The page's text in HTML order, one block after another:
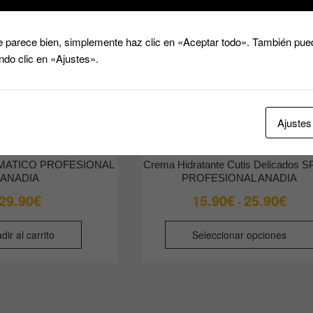
PROFESIONAL
ANADIA
€
al carrito
Crema Hidratante Cutis Delicados
PROFESIONAL ANADIA
15.90€ - 25.90€Rango
desde
Seleccionar opciones
bien, simplemente haz clic en «Aceptar todo». También
clic en «Ajustes».
Ajustes